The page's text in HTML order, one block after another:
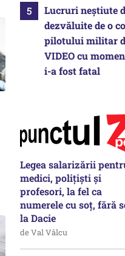
Lucruri neștiute
dezvăluite de o
pilotului militar
VIDEO cu
i-a fost fatal
Legea salarizării
medici, polițiști și
profesori, la fel ca
numerele cu soț, fără
la Dacie
de Val Vâlcu